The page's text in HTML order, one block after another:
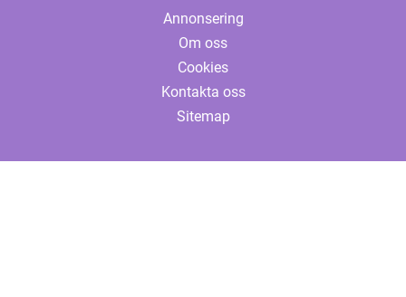
Annonsering
Om oss
Cookies
Kontakta oss
Sitemap